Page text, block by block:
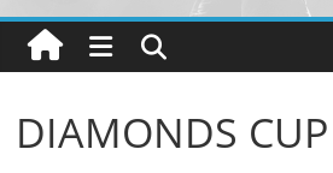
Танца
РК
DIAMONDS